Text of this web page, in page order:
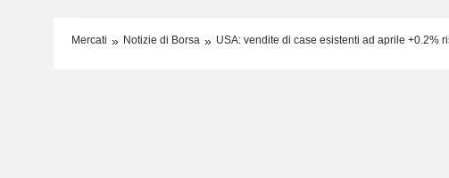
Mercati Notizie di Borsa USA: vendite di case esistenti ad aprile +0.2%